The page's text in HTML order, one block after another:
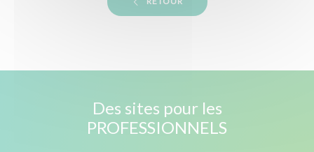
Des sites pour les
PROFESSIONNELS